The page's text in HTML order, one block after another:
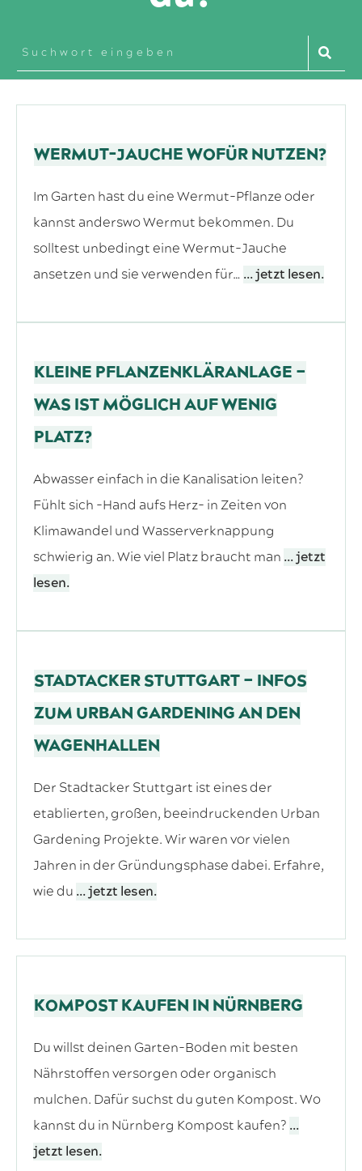
WERMUT-JAUCHE WOFÜR NUTZEN?
Im Garten hast du eine Wermut-Pflanze oder
kannst anderswo Wermut bekommen. Du
solltest unbedingt eine Wermut-Jauche
ansetzen und sie verwenden für… ... jetzt lesen.
KLEINE PFLANZENKLÄRANLAGE –
WAS IST MÖGLICH AUF WENIG
PLATZ?
Abwasser einfach in die Kanalisation leiten?
Fühlt sich -Hand aufs Herz- in Zeiten von
Klimawandel und Wasserverknappung
schwierig an. Wie viel Platz braucht man ... jetzt
lesen.
STADTACKER STUTTGART – INFOS
ZUM URBAN GARDENING AN DEN
WAGENHALLEN
Der Stadtacker Stuttgart ist eines der
etablierten, großen, beeindruckenden Urban
Gardening Projekte. Wir waren vor vielen
Jahren in der Gründungsphase dabei. Erfahre,
wie du ... jetzt lesen.
KOMPOST KAUFEN IN NÜRNBERG
Du willst deinen Garten-Boden mit besten
Nährstoffen versorgen oder organisch
mulchen. Dafür suchst du guten Kompost. Wo
kannst du in Nürnberg Kompost kaufen? ...
jetzt lesen.